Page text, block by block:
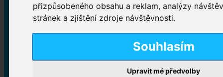
přizpůsobeného obsahu a reklam, analýzy
stránek a zjištění zdroje návštěvnosti.
Souhlasím
Upravit mé předvolby
Plenkové kalhotky navlékací,Plenkové kalhotky
zalepovací,Inkontinenční kalhotky dámské
Inkontinenční vložky